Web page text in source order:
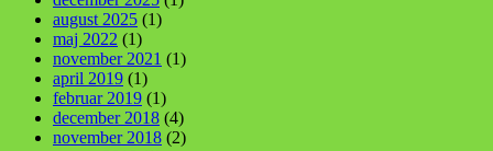
august 2025 (1)
maj 2022 (1)
november 2021 (1)
april 2019 (1)
februar 2019 (1)
december 2018 (4)
november 2018 (2)